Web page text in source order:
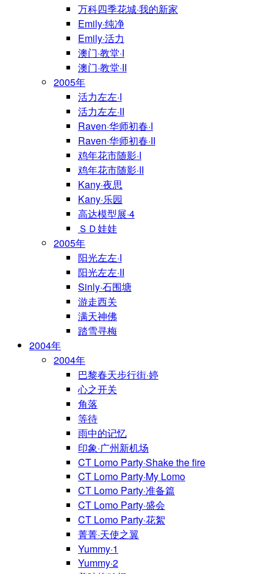
万科四季花城·我的新家
Emily·纯净
Emily·活力
澳门·教堂·I
澳门·教堂·II
2005年
活力左左·I
活力左左·II
Raven·华师初春·I
Raven·华师初春·II
鸡年花市随影·I
鸡年花市随影·II
Kany·夜思
Kany·乐园
高达模型展·4
ＳＤ娃娃
2005年
阳光左左·I
阳光左左·II
Sinly·石围塘
游走西关
满天神佛
踏雪寻梅
2004年
2004年
巴黎春天步行街·婷
心之开关
角落
等待
雨中的记忆
印象·广州新机场
CT Lomo Party·Shake the fire
CT Lomo Party·My Lomo
CT Lomo Party·准备篇
CT Lomo Party·盛会
CT Lomo Party·花絮
菁菁·天使之翼
Yummy·1
Yummy·2